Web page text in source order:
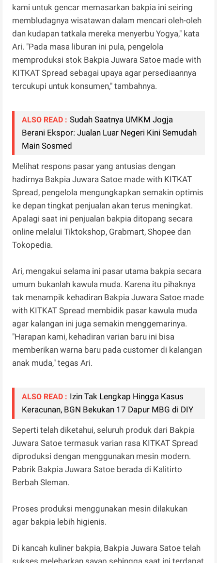
kami untuk gencar memasarkan bakpia ini seiring
membludagnya wisatawan dalam mencari oleh-oleh
dan kudapan tatkala mereka menyerbu Yogya," kata
Ari. "Pada masa liburan ini pula, pengelola
memproduksi stok Bakpia Juwara Satoe made with
KITKAT Spread sebagai upaya agar persediaannya
tercukupi untuk konsumen," tambahnya.
ALSO READ : Sudah Saatnya UMKM Jogja
Berani Ekspor: Jualan Luar Negeri Kini Semudah
Main Sosmed
Melihat respons pasar yang antusias dengan
hadirnya Bakpia Juwara Satoe made with KITKAT
Spread, pengelola mengungkapkan semakin optimis
ke depan tingkat penjualan akan terus meningkat.
Apalagi saat ini penjualan bakpia ditopang secara
online melalui Tiktokshop, Grabmart, Shopee dan
Tokopedia.
Ari, mengakui selama ini pasar utama bakpia secara
umum bukanlah kawula muda. Karena itu pihaknya
tak menampik kehadiran Bakpia Juwara Satoe made
with KITKAT Spread membidik pasar kawula muda
agar kalangan ini juga semakin menggemarinya.
"Harapan kami, kehadiran varian baru ini bisa
memberikan warna baru pada customer di kalangan
anak muda," tegas Ari.
ALSO READ : ​Izin Tak Lengkap Hingga Kasus
Keracunan, BGN Bekukan 17 Dapur MBG di DIY
Seperti telah diketahui, seluruh produk dari Bakpia
Juwara Satoe termasuk varian rasa KITKAT Spread
diproduksi dengan menggunakan mesin modern.
Pabrik Bakpia Juwara Satoe berada di Kalitirto
Berbah Sleman.
Proses produksi menggunakan mesin dilakukan
agar bakpia lebih higienis.
Di kancah kuliner bakpia, Bakpia Juwara Satoe telah